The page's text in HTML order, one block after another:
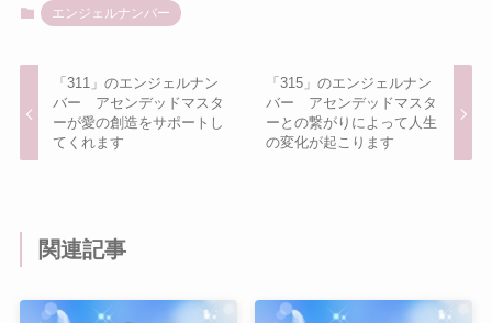
エンジェルナンバー
「311」のエンジェルナン
バー アセンデッドマスタ
ーが愛の創造をサポートし
てくれます
「315」のエンジェルナン
バー アセンデッドマスタ
ーとの繋がりによって人生
の変化が起こります
関連記事